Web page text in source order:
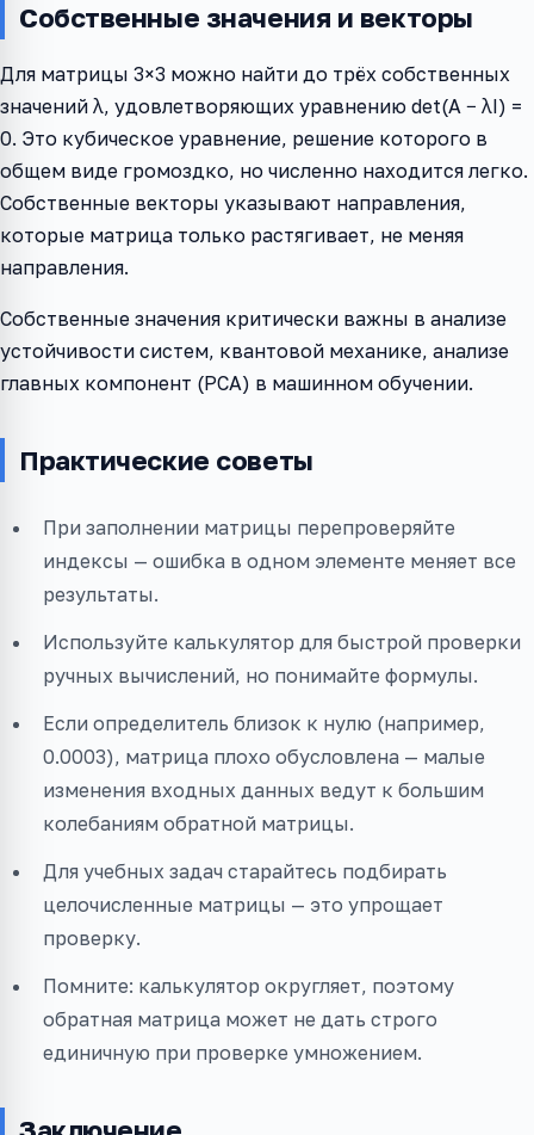
Собственные значения и векторы
Для матрицы 3×3 можно найти до трёх собственных
значений λ, удовлетворяющих уравнению det(A − λI) =
0. Это кубическое уравнение, решение которого в
общем виде громоздко, но численно находится легко.
Собственные векторы указывают направления,
которые матрица только растягивает, не меняя
направления.
Собственные значения критически важны в анализе
устойчивости систем, квантовой механике, анализе
главных компонент (PCA) в машинном обучении.
Практические советы
При заполнении матрицы перепроверяйте
индексы — ошибка в одном элементе меняет все
результаты.
Используйте калькулятор для быстрой проверки
ручных вычислений, но понимайте формулы.
Если определитель близок к нулю (например,
0.0003), матрица плохо обусловлена — малые
изменения входных данных ведут к большим
колебаниям обратной матрицы.
Для учебных задач старайтесь подбирать
целочисленные матрицы — это упрощает
проверку.
Помните: калькулятор округляет, поэтому
обратная матрица может не дать строго
единичную при проверке умножением.